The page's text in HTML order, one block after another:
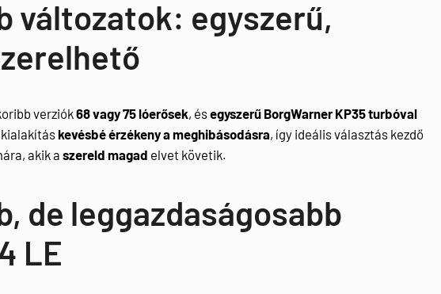
változatok: egyszerű,
verziók68 vagy 75 lóerősek, ésegyszerű BorgWarner KP35 turbóval
kialakításkevésbé érzékeny a meghibásodásra, így ideális választás kezdő
akik a szereld magad elvet követik.
de leggazdaságosabb
LE